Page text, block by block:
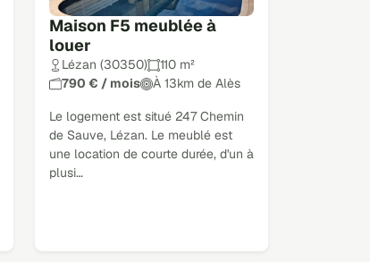
Maison F5 meublée à
louer
Lézan (30350)
110 m²
790 € / mois
À 13km de Alès
Le logement est situé 247 Chemin
de Sauve, Lézan. Le meublé est
une location de courte durée, d'un à
plusi…